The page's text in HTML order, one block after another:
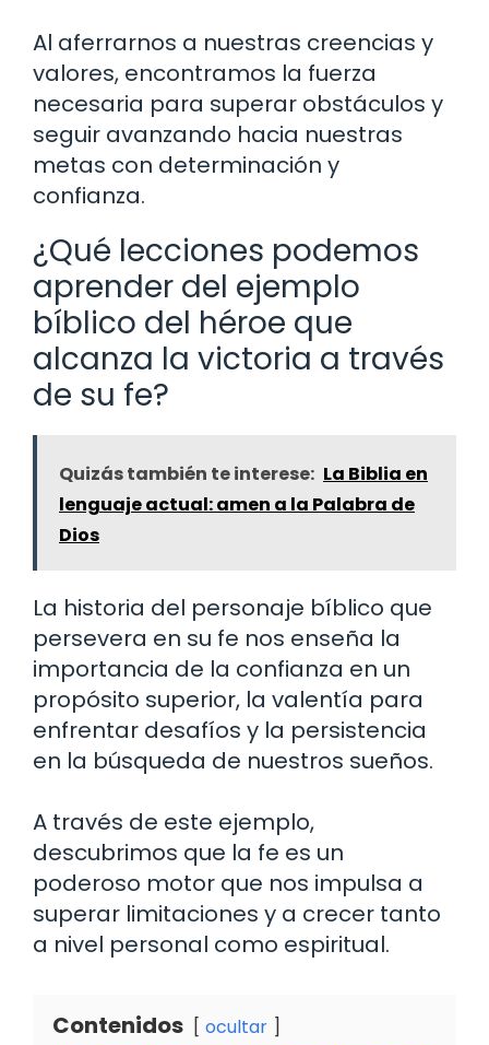
Al aferrarnos a nuestras creencias y
valores, encontramos la fuerza
necesaria para superar obstáculos y
seguir avanzando hacia nuestras
metas con determinación y
confianza.
¿Qué lecciones podemos
aprender del ejemplo
bíblico del héroe que
alcanza la victoria a través
de su fe?
Quizás también te interese: La Biblia en
lenguaje actual: amen a la Palabra de
Dios
La historia del personaje bíblico que
persevera en su fe nos enseña la
importancia de la confianza en un
propósito superior, la valentía para
enfrentar desafíos y la persistencia
en la búsqueda de nuestros sueños.
A través de este ejemplo,
descubrimos que la fe es un
poderoso motor que nos impulsa a
superar limitaciones y a crecer tanto
a nivel personal como espiritual.
Contenidos ocultar